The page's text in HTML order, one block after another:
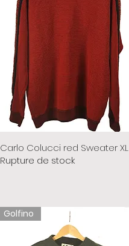
Carlo Colucci red Sweater XL
Rupture de stock
Golfino